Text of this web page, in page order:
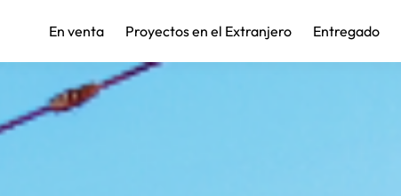
En venta Proyectos en el Extranjero Entregado